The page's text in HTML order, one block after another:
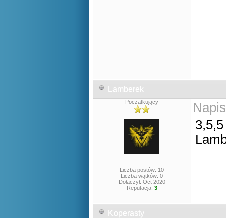
Lamberek
Początkujący
Liczba postów: 10
Liczba wątków: 0
Dołączył: Oct 2020
Reputacja: 3
3,5,5
Koperasty